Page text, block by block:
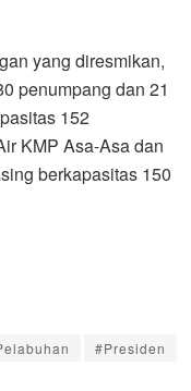
yang diresmikan,
penumpang dan 21
152
KMP Asa-Asa dan
berkapasitas 150
#Presiden